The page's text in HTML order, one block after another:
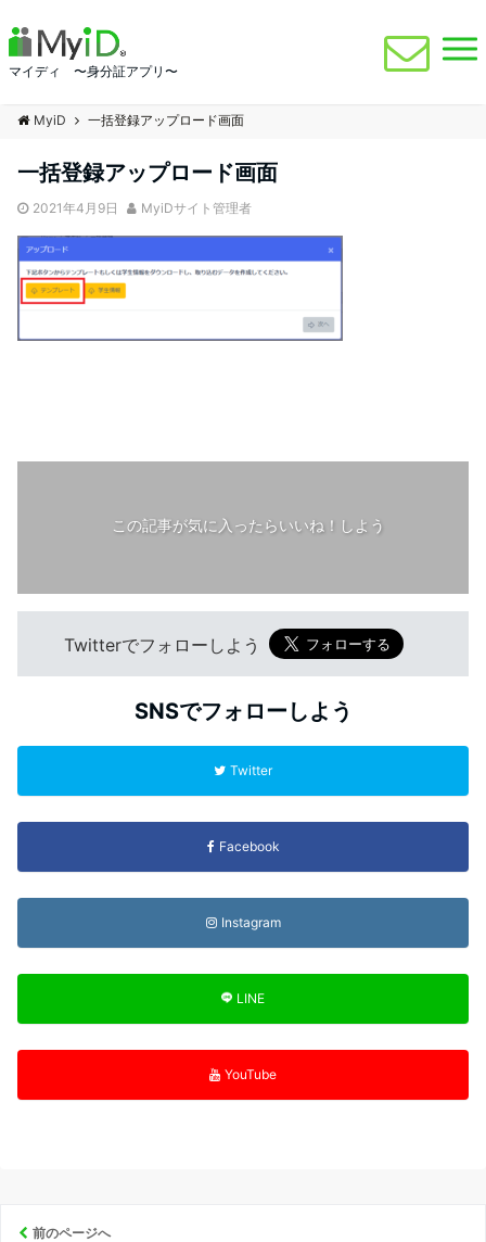
マイディ 〜身分証アプリ〜
MyiD 一括登録アップロード画面
一括登録アップロード画面
2021年4月9日 MyiDサイト管理者
この記事が気に入ったらいいね！しよう
Twitterでフォローしよう
SNSでフォローしよう
Twitter
Facebook
Instagram
LINE
YouTube
前のページへ